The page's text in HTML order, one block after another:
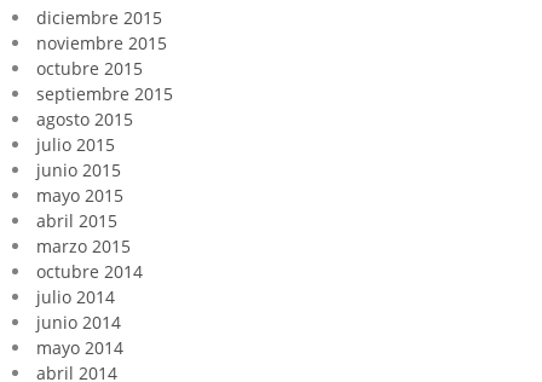
diciembre 2015
noviembre 2015
octubre 2015
septiembre 2015
agosto 2015
julio 2015
junio 2015
mayo 2015
abril 2015
marzo 2015
octubre 2014
julio 2014
junio 2014
mayo 2014
abril 2014